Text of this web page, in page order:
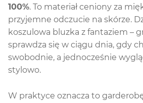
100%. To materiał ceniony za
przyjemne odczucie na skórze.
koszulowa bluzka z fantaziem –
sprawdza się w ciągu dnia, gdy
swobodnie, a jednocześnie
stylowo.
W praktyce oznacza to